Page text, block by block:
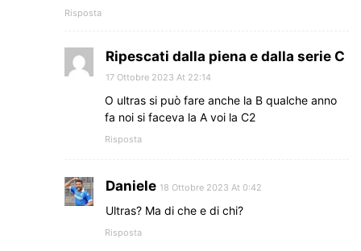
Risposta
Ripescati dalla piena e dalla serie C
17 Ottobre 2023 At 22:14
O ultras si può fare anche la B qualche anno
fa noi si faceva la A voi la C2
Risposta
Daniele 18 Ottobre 2023 At 0:42
Ultras? Ma di che e di chi?
Risposta